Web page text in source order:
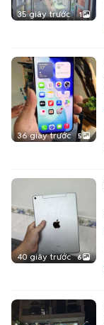
35 giây trước 1
36 giây trước 5
40 giây trước 6